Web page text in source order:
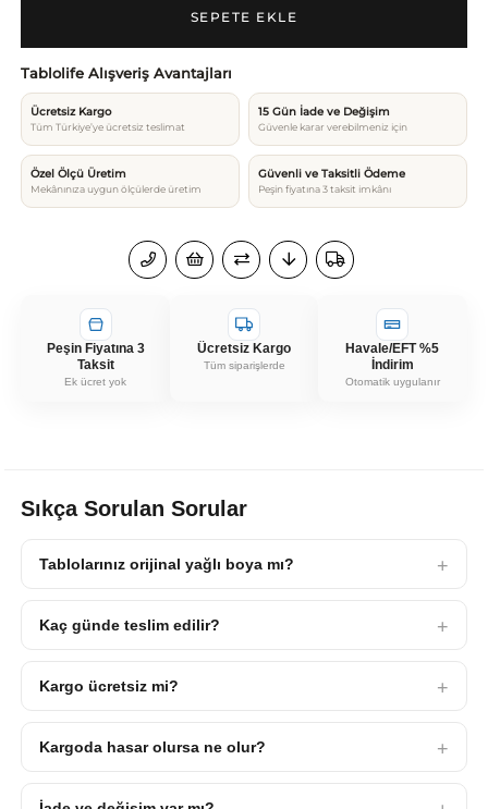
Tablolife Alışveriş Avantajları
Ücretsiz Kargo
Tüm Türkiye’ye ücretsiz teslimat
15 Gün İade ve Değişim
Güvenle karar verebilmeniz için
Özel Ölçü Üretim
Mekânınıza uygun ölçülerde üretim
Güvenli ve Taksitli Ödeme
Peşin fiyatına 3 taksit imkânı
Peşin Fiyatına 3
Taksit
Ek ücret yok
Ücretsiz Kargo
Tüm siparişlerde
Havale/EFT %5
İndirim
Otomatik uygulanır
Sıkça Sorulan Sorular
Tablolarınız orijinal yağlı boya mı?
Kaç günde teslim edilir?
Kargo ücretsiz mi?
Kargoda hasar olursa ne olur?